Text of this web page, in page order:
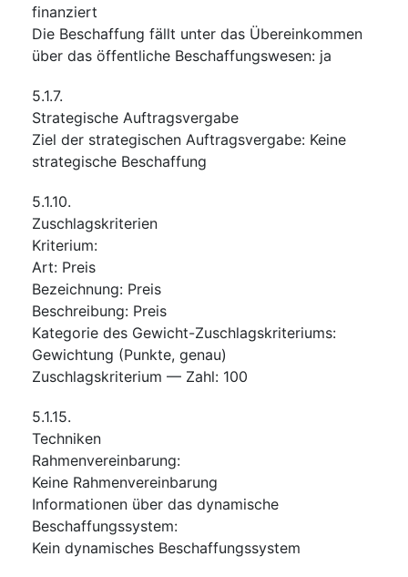
finanziert
Die Beschaffung fällt unter das Übereinkommen
über das öffentliche Beschaffungswesen: ja
5.1.7.
Strategische Auftragsvergabe
Ziel der strategischen Auftragsvergabe: Keine
strategische Beschaffung
5.1.10.
Zuschlagskriterien
Kriterium:
Art: Preis
Bezeichnung: Preis
Beschreibung: Preis
Kategorie des Gewicht-Zuschlagskriteriums:
Gewichtung (Punkte, genau)
Zuschlagskriterium — Zahl: 100
5.1.15.
Techniken
Rahmenvereinbarung:
Keine Rahmenvereinbarung
Informationen über das dynamische
Beschaffungssystem:
Kein dynamisches Beschaffungssystem